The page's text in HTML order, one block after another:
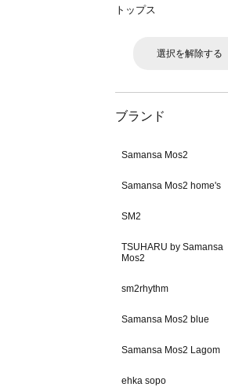
トップス
選択を解除する
ブランド
Samansa Mos2
Samansa Mos2 home's
SM2
TSUHARU by Samansa
Mos2
sm2rhythm
Samansa Mos2 blue
Samansa Mos2 Lagom
ehka sopo